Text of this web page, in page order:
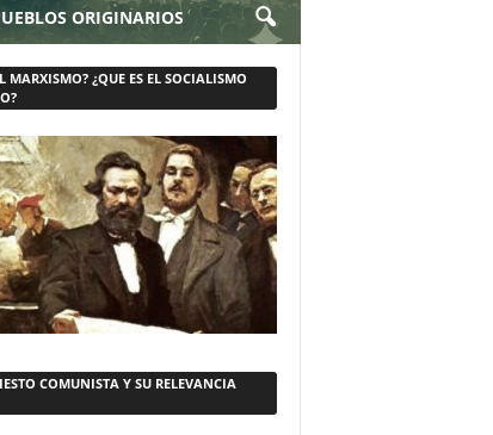
ORIGINARIOS
MARXISMO? ¿QUE ES EL SOCIALISMO
COMUNISTA Y SU RELEVANCIA